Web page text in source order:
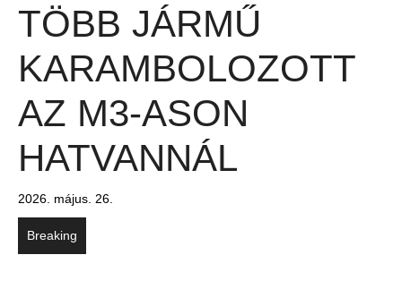
TÖBB JÁRMŰ
KARAMBOLOZOTT
AZ M3-ASON
HATVANNÁL
2026. május. 26.
Breaking